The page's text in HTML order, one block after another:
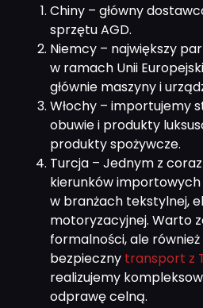
Chiny – główny
sprzętu AGD.
Niemcy – największy
w ramach Unii
głównie maszyny i
Włochy – importujemy
obuwie i produkty
produkty spożywcze.
Turcja – Jednym z
kierunków importowych
w branżach tekstylnej,
motoryzacyjnej. Warto
formalności, ale
bezpieczny transport z
realizujemy
odprawę celną.